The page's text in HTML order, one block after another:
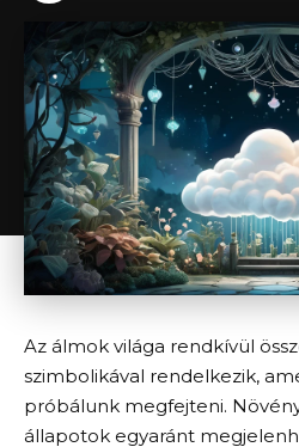
Az álmok világa rendkívül
szimbolikával rendelkezik,
próbálunk megfejteni.
állapotok egyaránt